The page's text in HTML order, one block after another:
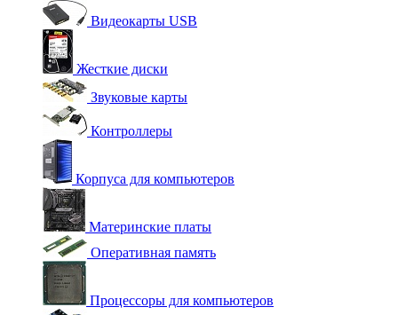
Видеокарты USB
Жесткие диски
Звуковые карты
Контроллеры
Корпуса для компьютеров
Материнские платы
Оперативная память
Процессоры для компьютеров